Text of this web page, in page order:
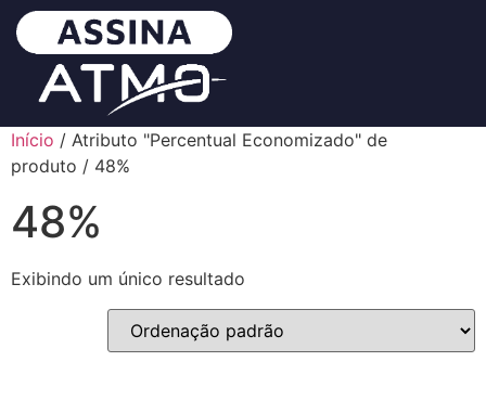
Início / Atributo "Percentual Economizado" de
produto / 48%
48%
Exibindo um único resultado